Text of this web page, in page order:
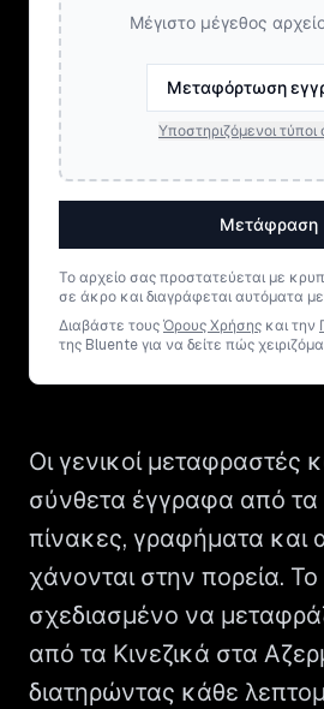
Μέγιστο μέγεθος
Μεταφόρτωση
Υποστηριζόμενοι τύποι
Μετάφραση
Το αρχείο σας προστατεύεται με
σε άκρο και διαγράφεται αυτόματα
Διαβάστε τουςΌρους Χρήσης και την
της Bluente για να δείτε πώς
Οι γενικοί μεταφραστές
σύνθετα έγγραφα από τα
πίνακες, γραφήματα και
χάνονται στην πορεία.
σχεδιασμένο να
από τα Κινεζικά στα
διατηρώντας κάθε